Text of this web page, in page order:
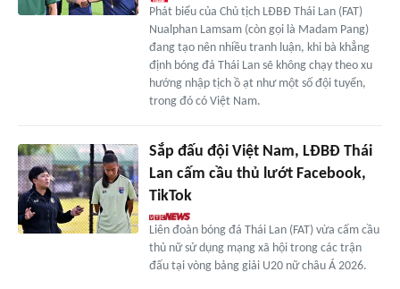
Phát biểu của Chủ tịch LĐBĐ Thái Lan (FAT)
Nualphan Lamsam (còn gọi là Madam Pang)
đang tạo nên nhiều tranh luận, khi bà khẳng
định bóng đá Thái Lan sẽ không chạy theo xu
hướng nhập tịch ồ ạt như một số đội tuyển,
trong đó có Việt Nam.
Sắp đấu đội Việt Nam, LĐBĐ Thái
Lan cấm cầu thủ lướt Facebook,
TikTok
Liên đoàn bóng đá Thái Lan (FAT) vừa cấm cầu
thủ nữ sử dụng mạng xã hội trong các trận
đấu tại vòng bảng giải U20 nữ châu Á 2026.